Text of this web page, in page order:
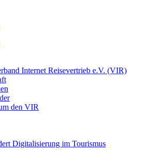
Internet Reisevertrieb e.V. (VIR)
den VIR
Digitalisierung im Tourismus